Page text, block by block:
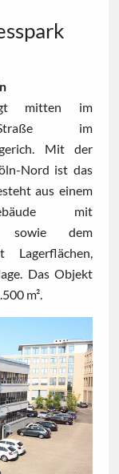
mitten im
Straße im
Mit der
Nord ist das
aus einem
mit
sowie dem
Lagerflächen,
Das Objekt
m².